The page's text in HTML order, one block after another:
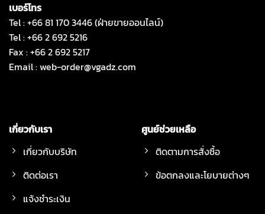
เบอร์โทร
Tel : +66 81 170 3446 (ฝ่ายขายออนไลน์)
Tel : +66 2 692 5216
Fax : +66 2 692 5217
Email :web-order@vgadz.com
เกี่ยวกับเรา
เกี่ยวกับบริษัท
ติดต่อเรา
แจ้งชำระเงิน
ศูนย์ช่วยเหลือ
ติดตามการสั่งซื้อ
ข้อตกลงและโยบายต่างๆ